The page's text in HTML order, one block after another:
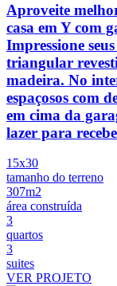
Aproveite
casa em Y com
Impressione
triangular
madeira. No
espaçosos com
em cima da
lazer para
15x30
tamanho do terreno
307m2
área construída
3
quartos
3
suites
VER PROJETO